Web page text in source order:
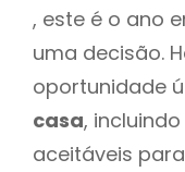
, este é o ano
uma decisão.
oportunidade
casa,
aceitáveis